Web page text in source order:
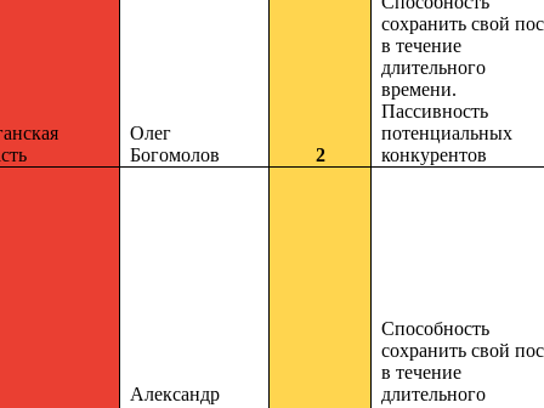
Олег
Богомолов
2
сохранить свой
в течение
длительного
времени.
Пассивность
потенциальных
конкурентов
Александр
Способность
сохранить свой
в течение
длительного